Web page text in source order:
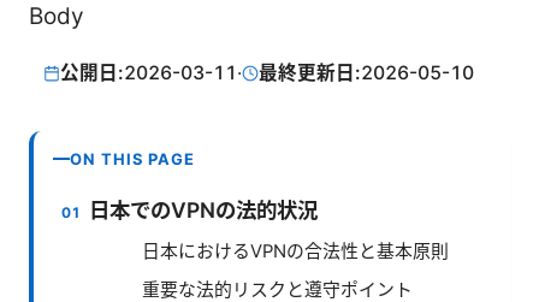
Body
公開日:2026-03-11 · 最終更新日:2026-05-10
ON THIS PAGE
日本でのVPNの法的状況
日本におけるVPNの合法性と基本原則
重要な法的リスクと遵守ポイント